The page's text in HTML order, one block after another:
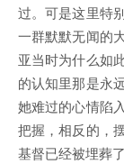
过。可是这里特
一群默默无闻的
亚当时为什么如
的认知里那是永
她难过的心情陷
把握，相反的，
基督已经被埋葬了